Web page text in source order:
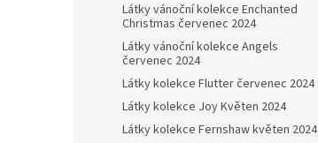
Látky vánoční kolekce Enchanted
Christmas červenec 2024
Látky vánoční kolekce Angels
červenec 2024
Látky kolekce Flutter červenec 2024
Látky kolekce Joy Květen 2024
Látky kolekce Fernshaw květen 2024